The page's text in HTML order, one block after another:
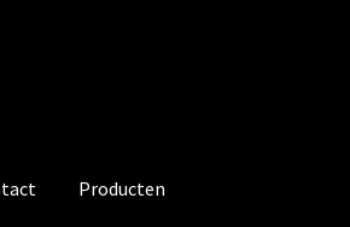
Producten